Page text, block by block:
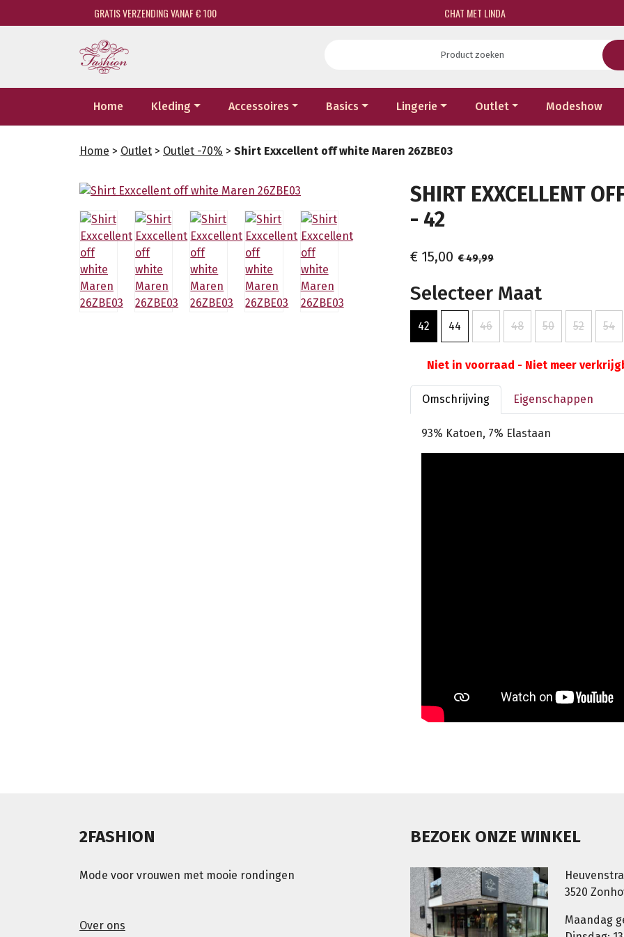
GRATIS VERZENDING VANAF € 100 CHAT MET LINDA
Home Kleding Accessoires Basics Lingerie Outlet Modeshow
Home > Outlet > Outlet -70% > Shirt Exxcellent off white Maren 26ZBE03
SHIRT EXXCELLENT
- 42
€ 15,00 € 49,99
Selecteer Maat
42 44 46 48 50 52 54
Niet in voorraad - Niet meer
Omschrijving Eigenschappen
93% Katoen, 7% Elastaan
2FASHION
Mode voor vrouwen met mooie rondingen
Over ons
BEZOEK ONZE WINKEL
3520
Maandag